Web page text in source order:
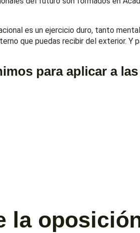
es un ejercicio duro, tanto
que puedas recibir del exterior. Y
para aplicar a
la